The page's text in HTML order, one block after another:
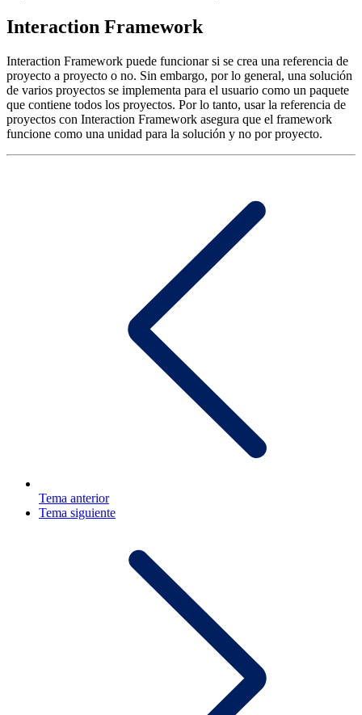
Interaction Framework
Interaction Framework puede funcionar si se crea una referencia de
proyecto a proyecto o no. Sin embargo, por lo general, una solución
de varios proyectos se implementa para el usuario como un paquete
que contiene todos los proyectos. Por lo tanto, usar la referencia de
proyectos con Interaction Framework asegura que el framework
funcione como una unidad para la solución y no por proyecto.
Tema anterior
Tema siguiente